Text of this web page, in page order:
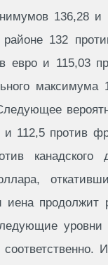
136,28 и
районе 132
и 115,03
112,5 против
канадского
иена продолжит
уровни